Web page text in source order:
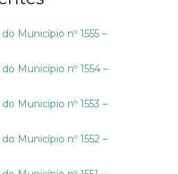
Município nº 1555 –
Município nº 1554 –
Município nº 1553 –
Município nº 1552 –